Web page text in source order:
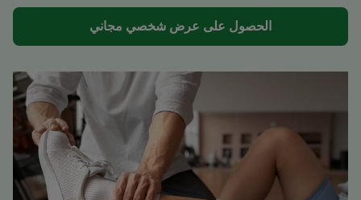
الحصول على عرض شخصي مجاني